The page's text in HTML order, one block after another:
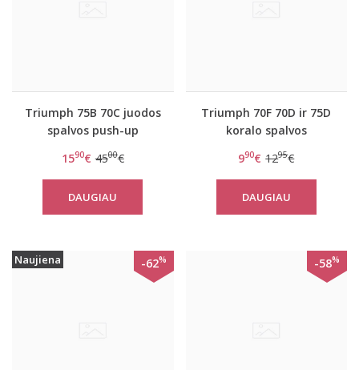
Triumph 75B 70C juodos
spalvos push-up
WHU
1590€ 4500€
DAUGIAU
Triumph 70F 70D ir 75D
koralo spalvos
Spotlight W02
990€ 1295€
DAUGIAU
Naujiena -62% -58%